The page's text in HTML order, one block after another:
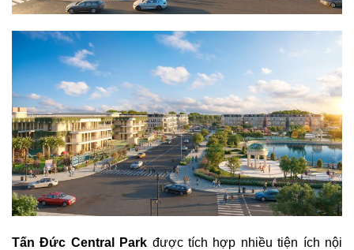
Tấn Đức Central Park được tích hợp nhiều tiện ích nội